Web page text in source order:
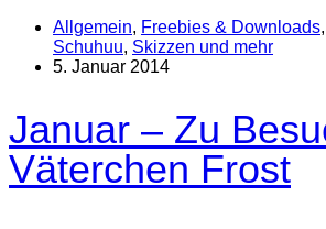
Allgemein, Freebies & Downloads,
Schuhuu, Skizzen und mehr
5. Januar 2014
Januar – Zu
Väterchen Frost